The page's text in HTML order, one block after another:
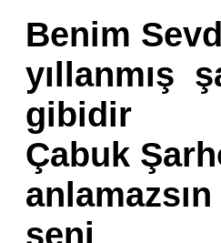
Benim
yıllanmış
gibidir
Çabuk
seni